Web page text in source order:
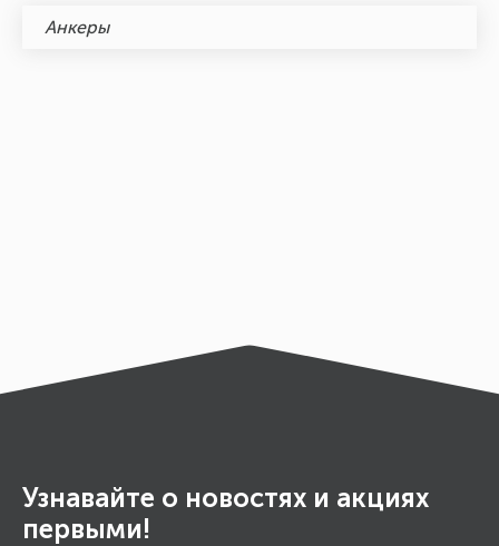
Анкеры
Узнавайте о новостях и акциях
первыми!